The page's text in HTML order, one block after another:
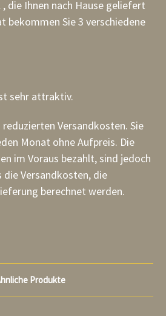
, die Ihnen nach Hause geliefert
bekommen Sie 3 verschiedene
sehr attraktiv.
Versandkosten. Sie
Monat ohne Aufpreis. Die
im Voraus bezahlt, sind jedoch
Versandkosten, die
berechnet werden.
Produkte